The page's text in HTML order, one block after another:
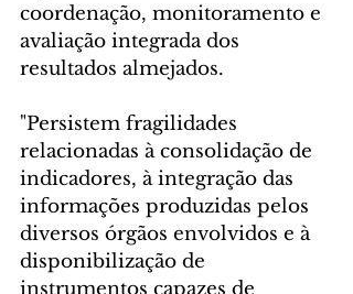
coordenação, monitoramento e
avaliação integrada dos
resultados almejados.
"Persistem fragilidades
relacionadas à consolidação de
indicadores, à integração das
informações produzidas pelos
diversos órgãos envolvidos e à
disponibilização de
instrumentos capazes de